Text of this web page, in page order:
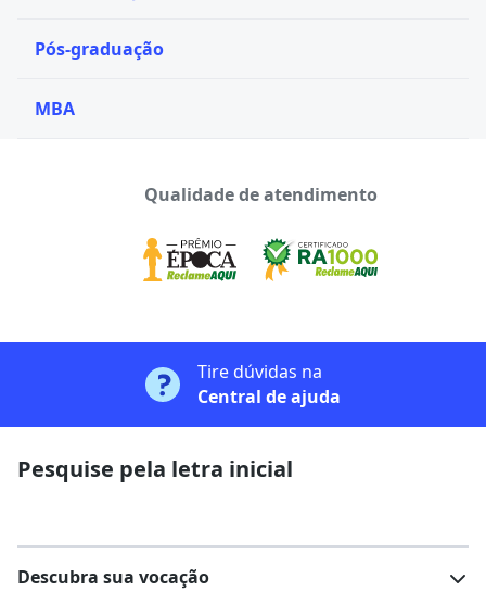
Pós-graduação
MBA
Qualidade de atendimento
Tire dúvidas na
Central de ajuda
Pesquise pela letra inicial
Descubra sua vocação